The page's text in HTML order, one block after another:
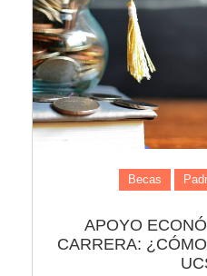
Becas
APOYO
CARRERA: